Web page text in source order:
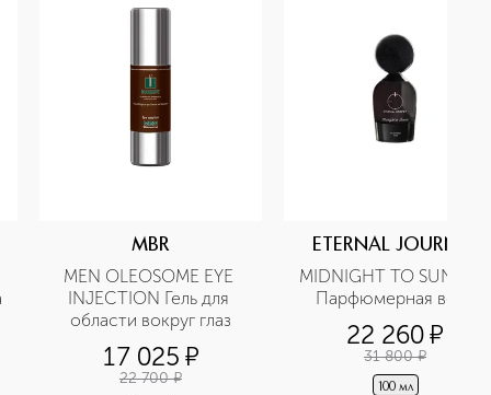
MBR
MEN OLEOSOME EYE
INJECTION Гель для
области вокруг глаз
17 025 ¤
22 700 ¤
ETERNAL JOURNEY
MIDNIGHT TO SUNRISE
Парфюмерная вода
22 260¤
31 800 ¤
100 мл